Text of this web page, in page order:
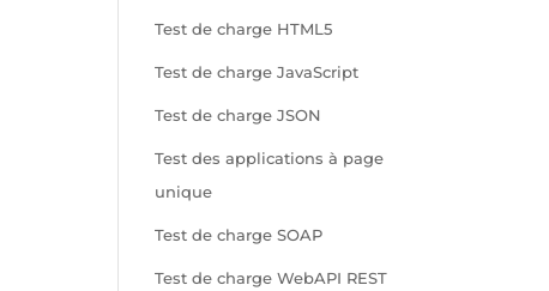
Test de charge HTML5
Test de charge JavaScript
Test de charge JSON
Test des applications à page
unique
Test de charge SOAP
Test de charge WebAPI REST